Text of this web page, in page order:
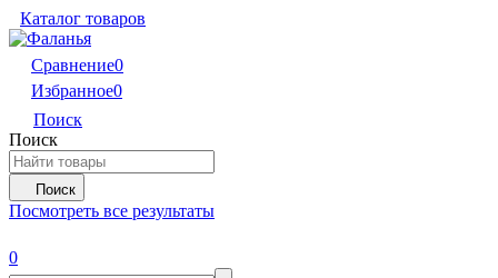
Каталог товаров
Сравнение0
Избранное0
Поиск
Поиск
Поиск
Посмотреть все результаты
0